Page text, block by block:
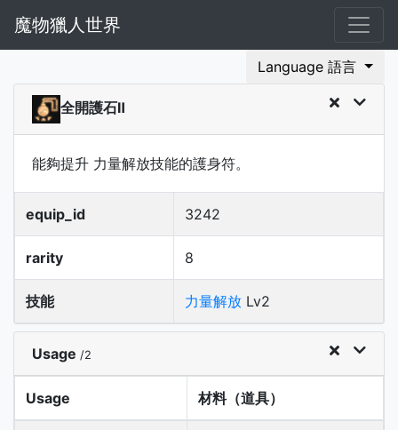
魔物獵人世界
Language 語言
全開護石Ⅱ
能夠提升 力量解放技能的護身符。
equip_id 3242
rarity 8
技能 力量解放 Lv2
Usage /2
Usage 材料（道具）